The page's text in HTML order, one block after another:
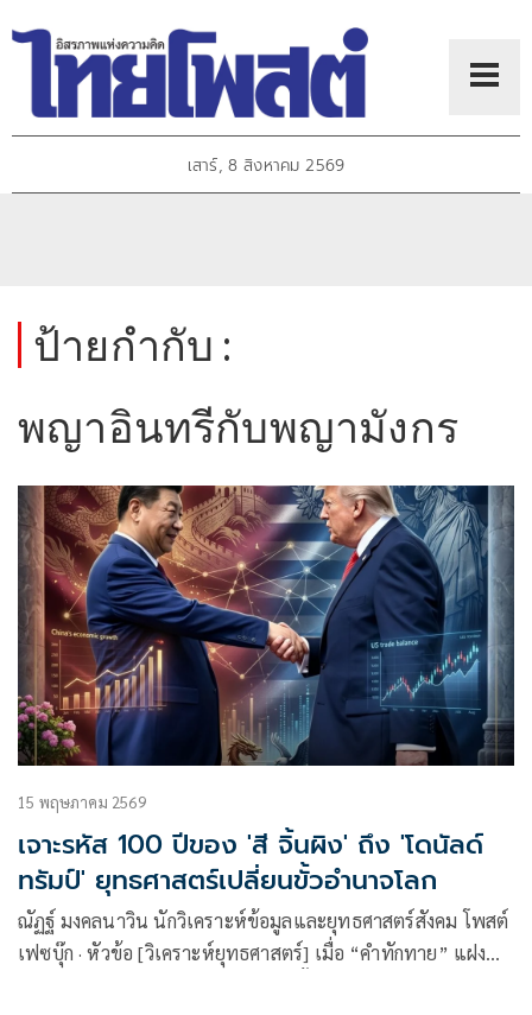
เสาร์, 8 สิงหาคม 2569
ป้ายกำกับ :
พญาอินทรีกับพญามังกร
15 พฤษภาคม 2569
เจาะรหัส 100 ปีของ 'สี จิ้นผิง' ถึง 'โดนัลด์
ทรัมป์' ยุทธศาสตร์เปลี่ยนขั้วอำนาจโลก
ณัฏฐ์ มงคลนาวิน นักวิเคราะห์ข้อมูลและยุทธศาสตร์สังคม โพสต์
เฟซบุ๊ก · หัวข้อ [วิเคราะห์ยุทธศาสตร์] เมื่อ “คำทักทาย” แฝง